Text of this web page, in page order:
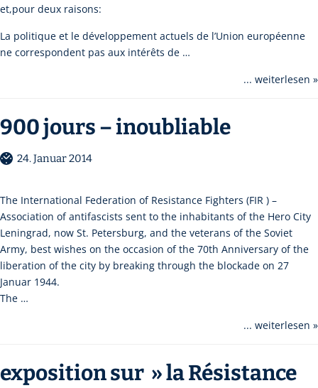
et,pour deux raisons:
La politique et le développement actuels de l’Union européenne
ne correspondent pas aux intérêts de …
... weiterlesen »
900 jours – inoubliable
24. Januar 2014
The International Federation of Resistance Fighters (FIR ) –
Association of antifascists sent to the inhabitants of the Hero City
Leningrad, now St. Petersburg, and the veterans of the Soviet
Army, best wishes on the occasion of the 70th Anniversary of the
liberation of the city by breaking through the blockade on 27
Januar 1944.
The …
... weiterlesen »
exposition sur » la Résistance